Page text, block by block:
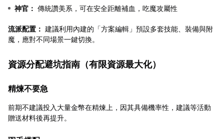
神官： 傳統讚美系，可在安全距離補血，吃魔攻屬性
流派配置： 建議利用內建的「方案編輯」預設多套技能、裝備與附
魔，應對不同場景一鍵切換。
資源分配避坑指南（有限資源最大化）
精煉不要急
前期不建議投入大量金幣在精煉上，因其具備機率性，建議等活動
贈送材料後再提升。